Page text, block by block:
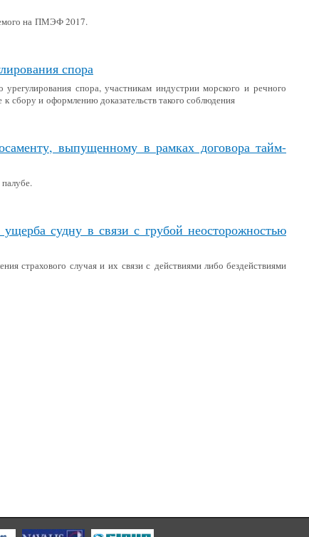
на ПМЭФ 2017.
спора
спора, участникам индустрии морского и речного
сбору и оформлению доказательств такого соблюдения
выпущенному в рамках договора тайм-
судну в связи с грубой неосторожностью
страхового случая и их связи с действиями либо бездействиями